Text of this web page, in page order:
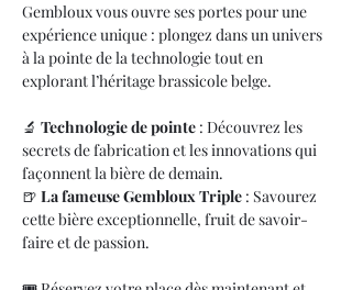
Gembloux vous ouvre ses portes pour une
expérience unique : plongez dans un univers
à la pointe de la technologie tout en
explorant l’héritage brassicole belge.
🔬 Technologie de pointe : Découvrez les
secrets de fabrication et les innovations qui
façonnent la bière de demain.
🍺 La fameuse Gembloux Triple : Savourez
cette bière exceptionnelle, fruit de savoir-
faire et de passion.